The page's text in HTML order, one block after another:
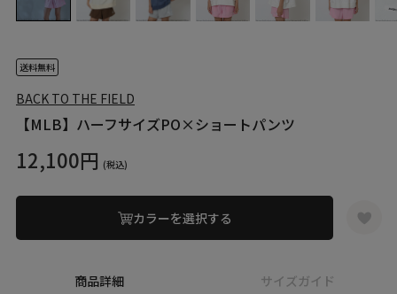
送料無料
BACK TO THE FIELD
【MLB】ハーフサイズPO×ショートパンツ
12,100円 (税込)
カラーを選択する
商品詳細 サイズガイド